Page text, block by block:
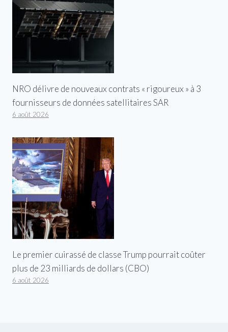
NRO délivre de nouveaux contrats « rigoureux » à 3
fournisseurs de données satellitaires SAR
6 août 2026
Le premier cuirassé de classe Trump pourrait coûter
plus de 23 milliards de dollars (CBO)
6 août 2026